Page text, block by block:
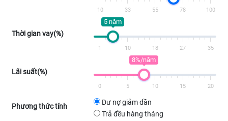
10 33 55 78 100
Thời gian vay(%)
5 năm
1 10 18 27 35
Lãi suất(%)
8%/năm
0 5 10 15 20
Phương thức tính
Dư nợ giảm dần
Trả đều hàng tháng